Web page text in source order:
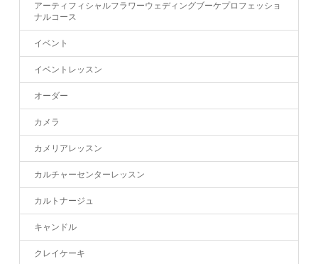
アーティフィシャルフラワーウェディングブーケプロフェッショ
ナルコース
イベント
イベントレッスン
オーダー
カメラ
カメリアレッスン
カルチャーセンターレッスン
カルトナージュ
キャンドル
クレイケーキ